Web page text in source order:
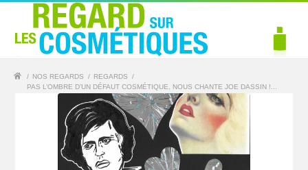
/ NOS REGARDS / REGARDS
/
PAS L’OMBRE D’UN DÉFAUT COSMÉTIQUE, NOUS CHANTE JOE DASSIN !...